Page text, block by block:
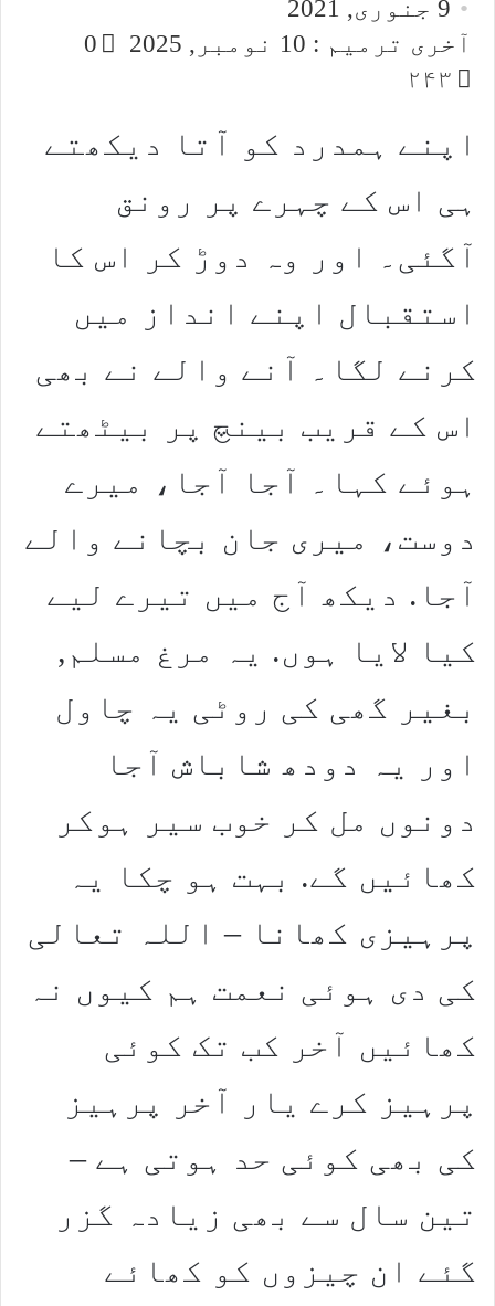
X
email
9 جنوری, 2021
آخری ترمیم : 10 نومبر, 2025
0
۲۴۳
اپنے ہمدرد کو آتا دیکھتے
ہی اس کے چہرے پر رونق
آگئی۔ اور وہ دوڑ کر اس کا
استقبال اپنے انداز میں
کرنے لگا۔ آنے والے نے بھی
اس کے قریب بینچ پر بیٹھتے
ہوئے کہا۔ آجا آجا، میرے
دوست، میری جان بچانے والے
آجا. دیکھ آج میں تیرے لیے
کیا لایا ہوں. یہ مرغ مسلم,
بغیر گھی کی روٹی یہ چاول
اور یہ دودھ شاباش آجا
دونوں مل کر خوب سیر ہوکر
کھائیں گے. بہت ہو چکا یہ
پرہیزی کھانا – اللہ تعالی
کی دی ہوئی نعمت ہم کیوں نہ
کھائیں آخر کب تک کوئی
پرہیز کرے یار آخر پرہیز
کی بھی کوئی حد ہوتی ہے –
تین سال سے بھی زیادہ گزر
گئے ان چیزوں کو کھائے